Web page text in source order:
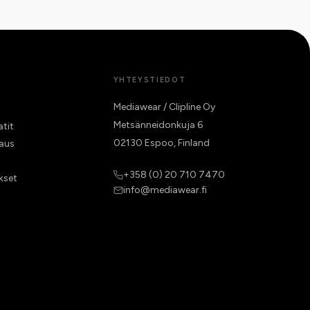
YHTEYSTIEDOT
Mediawear / Clipline Oy
Metsänneidonkuja 6
02130 Espoo, Finland
+358 (0) 20 710 7470
info@mediawear.fi